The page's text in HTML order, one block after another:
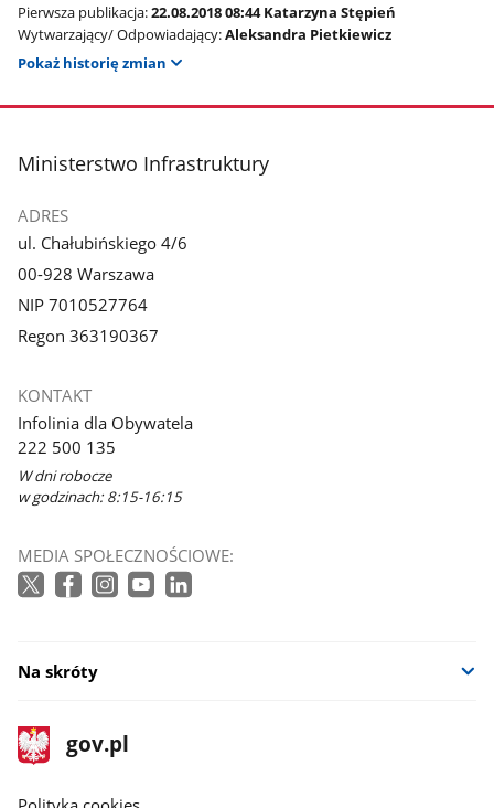
Pierwsza publikacja:22.08.2018 08:44 Katarzyna Stępień
Wytwarzający/ Odpowiadający:Aleksandra Pietkiewicz
Pokaż historię zmian
stopka
Ministerstwo Infrastruktury
ADRES
ul. Chałubińskiego 4/6
00-928 Warszawa
NIP 7010527764
Regon 363190367
KONTAKT
Infolinia dla Obywatela
222 500 135
W dni robocze
w godzinach: 8:15-16:15
MEDIA SPOŁECZNOŚCIOWE:
Na skróty
stopka
gov.pl
Strona
gov.pl
gov.pl